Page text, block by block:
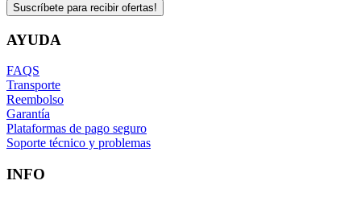
Suscríbete para recibir ofertas!
AYUDA
FAQS
Transporte
Reembolso
Garantía
Plataformas de pago seguro
Soporte técnico y problemas
INFO